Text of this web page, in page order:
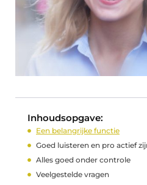
Inhoudsopgave:
Een belangrijke functie
Goed luisteren en pro actief
Alles goed onder controle
Veelgestelde vragen